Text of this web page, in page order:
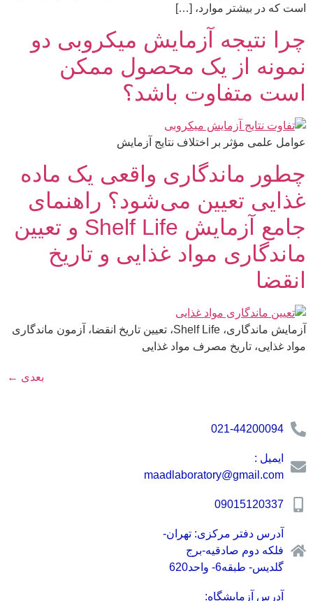
است که در بیشتر موارد، […]
چرا نتیجه آزمایش میکروبی دو
نمونه از یک محصول ممکن
است متفاوت باشد؟
عوامل علمی مؤثر بر اختلاف نتایج آزمایش
چطور ماندگاری واقعی یک ماده
غذایی تعیین می‌شود؟ راهنمای
جامع آزمایش Shelf Life و تعیین
ماندگاری مواد غذایی و تاریخ
انقضا
آزمایش ماندگاری، Shelf Life، تعیین تاریخ انقضا، آزمون ماندگاری
مواد غذایی، تاریخ مصرف مواد غذایی
بعدی ←
021-44200094
ایمیل :
maadlaboratory@gmail.com
09015120337
آدرس دفتر مرکزی: تهران-
فلکه دوم صادقیه-برج
گلدیس- طبقه6- واحد620
آدرس آزمایشگاه: